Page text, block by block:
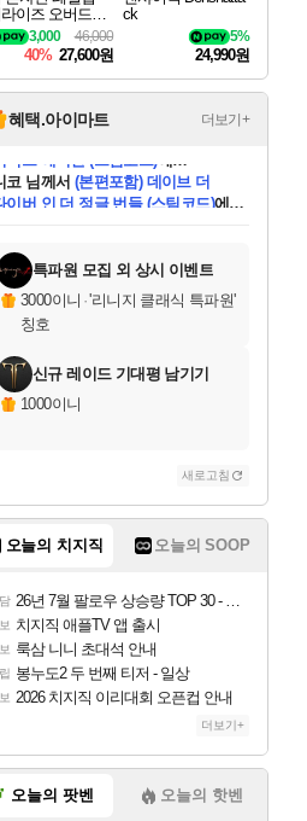
이즈 오버드라
Solo Leveling A
46,000
3,000
40% 27,600원
ck
5%
24,990원
혜택.아이마트 더보기+
환.
첨되셨습니다.
코 님께서 (본편포함) 데이브 더
이버 인 더 정글 번들 (스팀코드)에
첨되셨습니다.
첨되셨습니다.
첨되셨습니다.
첨되셨습니다.
첨되셨습니다.
디션 (스팀코드)를 교환.
첨되셨습니다.
특파원 모집 외 상시 이벤트
3000이니 ·'리니지 클래식 특파원'
칭호
신규 레이드 기대평 남기기
1000이니
새로고침
오늘의 치지직 오늘의 SOOP
26년 7월 팔로우 상승량 TOP 30 - 월간 치지직
치지직 애플TV 앱 출시
룩삼 니니 초대석 안내
봉누도2 두 번째 티저 - 일상
2026 치지직 이리대회 오픈컵 안내
더보기+
오늘의 팟벤 오늘의 핫벤